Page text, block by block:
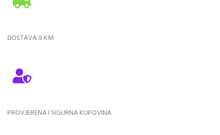
DOSTAVA 9 KM
PROVJERENA I SIGURNA KUPOVINA